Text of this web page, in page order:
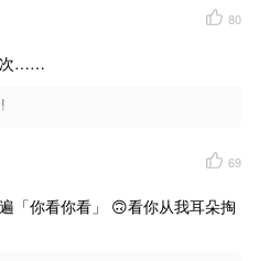
80
次……
69
「你看你看」 🙃看你从我耳朵掏